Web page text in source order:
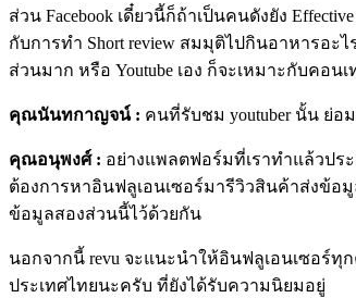
ส่วน Facebook เดี๋ยวนี้ก็ถ้าเป็นคนดังยัง
กับการทำ Short review สมมุติไปกินอาหารอะ
ส่วนมาก หรือ Youtube เอง ก็จะเหมาะกับคอน
คุณนันทกาญจน์ : คนที่รับชม youtuber นั้น ย่อ
คุณอนุพงศ์ : อย่างแพลตฟอร์มที่เราทำแล้วปร
ต้องการหาอินฟลูเอนเซอร์มารีวิวสินค้าส่งข้อ
ข้อมูลสองส่วนนี้ไว้ด้วยกัน
นอกจากนี้ revu จะแนะนำให้อินฟลูเอนเซอร์ทุ
ประเทศไทยนะครับ ที่ยังได้รับความนิยมอยู่